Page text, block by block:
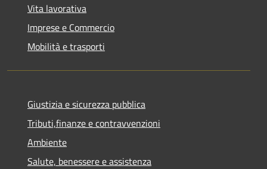
Vita lavorativa
Imprese e Commercio
Mobilità e trasporti
Giustizia e sicurezza pubblica
Tributi,finanze e contravvenzioni
Ambiente
Salute, benessere e assistenza